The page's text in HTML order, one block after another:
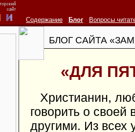
Содержание Блог Вопросы
БЛОГ САЙТА
«ДЛЯ
Христианин,
говорить о своей
другими. Из всех